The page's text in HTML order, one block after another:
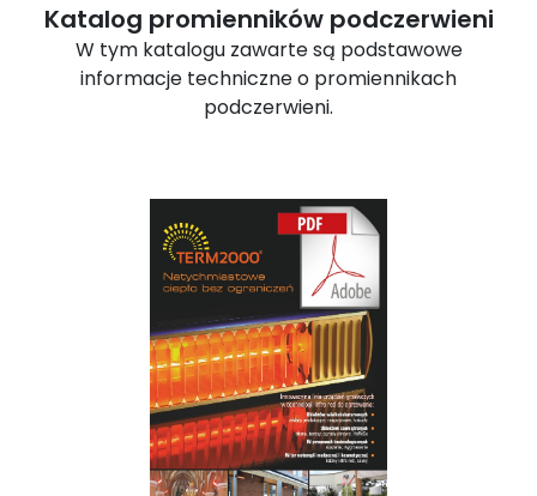
Katalog promienników podczerwieni
W tym katalogu zawarte są podstawowe
informacje techniczne o promiennikach
podczerwieni.